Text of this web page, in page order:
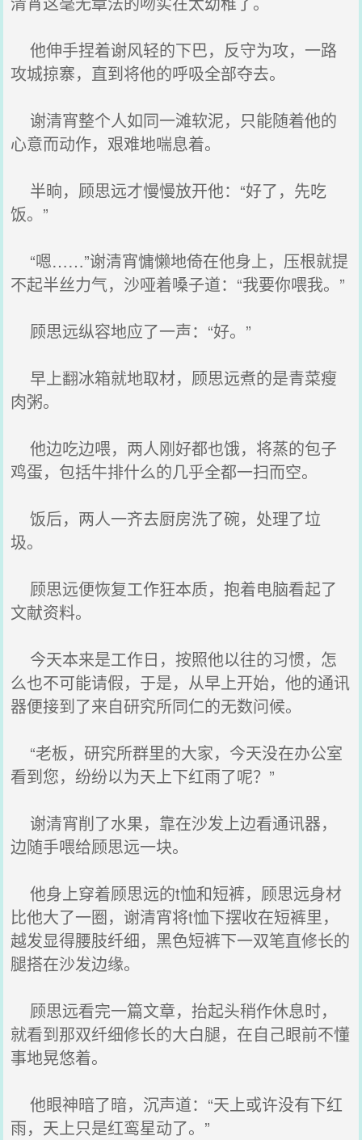
他伸手捏着谢风轻的下巴，反守为攻，一路
攻城掠寨，直到将他的呼吸全部夺去。
谢清宵整个人如同一滩软泥，只能随着他的
心意而动作，艰难地喘息着。
半晌，顾思远才慢慢放开他：“好了，先吃
饭。”
“嗯……”谢清宵慵懒地倚在他身上，压根就提
不起半丝力气，沙哑着嗓子道：“我要你喂我。”
顾思远纵容地应了一声：“好。”
早上翻冰箱就地取材，顾思远煮的是青菜瘦
肉粥。
他边吃边喂，两人刚好都也饿，将蒸的包子
鸡蛋，包括牛排什么的几乎全都一扫而空。
饭后，两人一齐去厨房洗了碗，处理了垃
圾。
顾思远便恢复工作狂本质，抱着电脑看起了
文献资料。
今天本来是工作日，按照他以往的习惯，怎
么也不可能请假，于是，从早上开始，他的通讯
器便接到了来自研究所同仁的无数问候。
“老板，研究所群里的大家，今天没在办公室
看到您，纷纷以为天上下红雨了呢？”
谢清宵削了水果，靠在沙发上边看通讯器，
边随手喂给顾思远一块。
他身上穿着顾思远的t恤和短裤，顾思远身材
比他大了一圈，谢清宵将t恤下摆收在短裤里，
越发显得腰肢纤细，黑色短裤下一双笔直修长的
腿搭在沙发边缘。
顾思远看完一篇文章，抬起头稍作休息时，
就看到那双纤细修长的大白腿，在自己眼前不懂
事地晃悠着。
他眼神暗了暗，沉声道：“天上或许没有下红
雨，天上只是红鸾星动了。”